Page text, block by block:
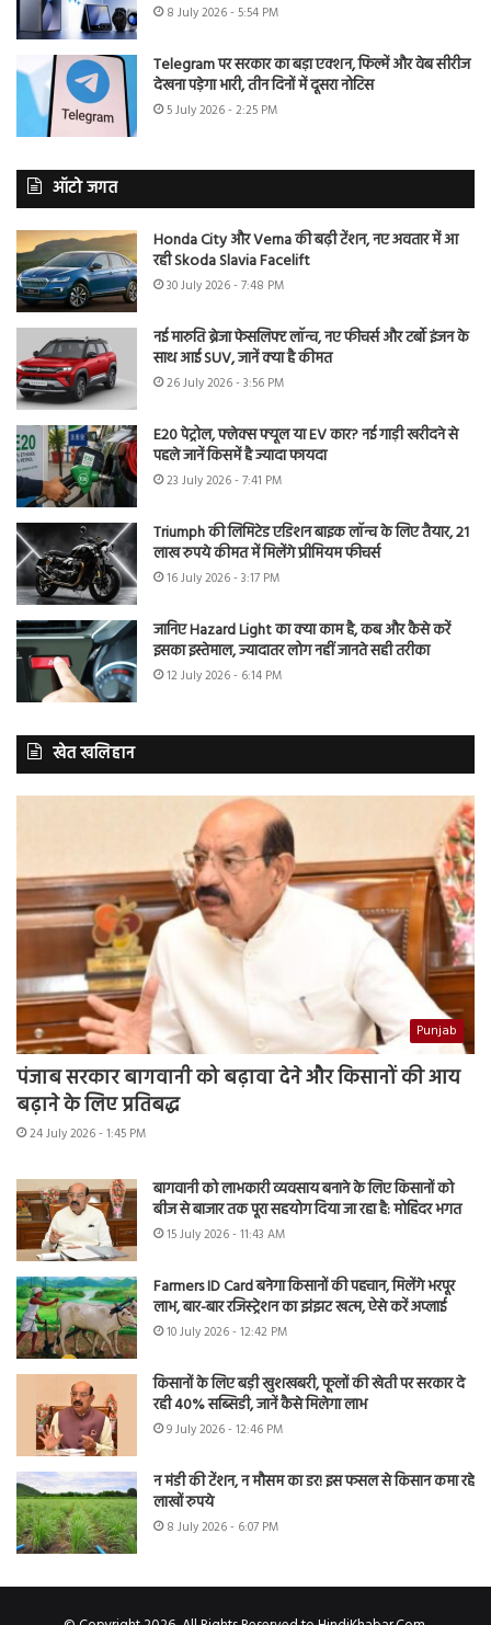
8 July 2026 - 5:54 PM
Telegram पर सरकार का बड़ा एक्शन, फिल्में और वेब सीरीज
देखना पड़ेगा भारी, तीन दिनों में दूसरा नोटिस
5 July 2026 - 2:25 PM
ऑटो जगत
Honda City और Verna की बढ़ी टेंशन, नए अवतार में आ
रही Skoda Slavia Facelift
30 July 2026 - 7:48 PM
नई मारुति ब्रेजा फेसलिफ्ट लॉन्च, नए फीचर्स और टर्बो इंजन के
साथ आई SUV, जानें क्या है कीमत
26 July 2026 - 3:56 PM
E20 पेट्रोल, फ्लेक्स फ्यूल या EV कार? नई गाड़ी खरीदने से
पहले जानें किसमें है ज्यादा फायदा
23 July 2026 - 7:41 PM
Triumph की लिमिटेड एडिशन बाइक लॉन्च के लिए तैयार, 21
लाख रुपये कीमत में मिलेंगे प्रीमियम फीचर्स
16 July 2026 - 3:17 PM
जानिए Hazard Light का क्या काम है, कब और कैसे करें
इसका इस्तेमाल, ज्यादातर लोग नहीं जानते सही तरीका
12 July 2026 - 6:14 PM
खेत खलिहान
Punjab
पंजाब सरकार बागवानी को बढ़ावा देने और किसानों की आय
बढ़ाने के लिए प्रतिबद्ध
24 July 2026 - 1:45 PM
बागवानी को लाभकारी व्यवसाय बनाने के लिए किसानों को
बीज से बाजार तक पूरा सहयोग दिया जा रहा है: मोहिंदर भगत
15 July 2026 - 11:43 AM
Farmers ID Card बनेगा किसानों की पहचान, मिलेंगे भरपूर
लाभ, बार-बार रजिस्ट्रेशन का झंझट खत्म, ऐसे करें अप्लाई
10 July 2026 - 12:42 PM
किसानों के लिए बड़ी खुशखबरी, फूलों की खेती पर सरकार दे
रही 40% सब्सिडी, जानें कैसे मिलेगा लाभ
9 July 2026 - 12:46 PM
न मंडी की टेंशन, न मौसम का डर! इस फसल से किसान कमा रहे
लाखों रुपये
8 July 2026 - 6:07 PM